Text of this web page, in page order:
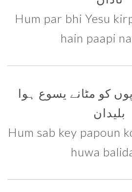
Hum par bhi Yesu
hain paapi
کو مٹانے یسوع ہوا
بلیدان
Hum sab key papoun
huwa